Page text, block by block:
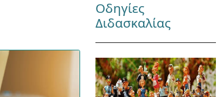
Οδηγίες
Διδασκαλίας